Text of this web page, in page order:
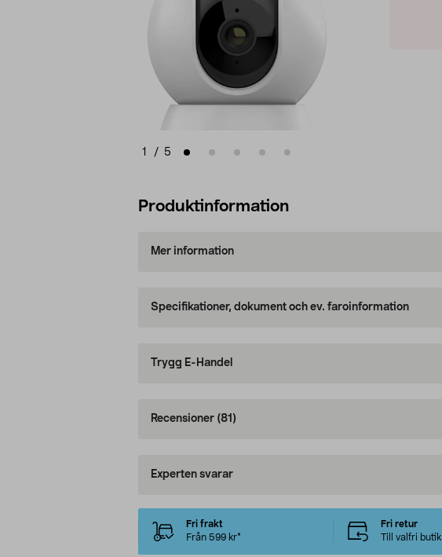
1 / 5
Produktinformation
Mer information
Specifikationer, dokument och ev. faroinformation
Trygg E-Handel
Recensioner (81)
Experten svarar
Fri frakt
Från 599 kr*
Fri retur
Till valfri butik